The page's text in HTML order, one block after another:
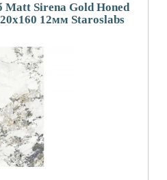
Matt Sirena Gold Honed
12мм Staroslabs